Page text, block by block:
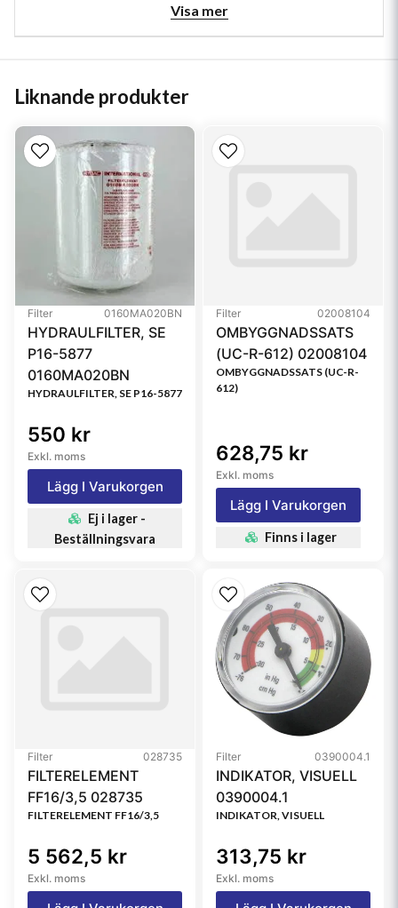
SAE J1488, J1985
Style
Media Type Cellulose
Primary Application
Referensfilter:
PF789030, 86437, 86791, FS20203, CS10965,
L2020F30, LF2020FN30, 3437, 3791, 2020PM,
2020PMOR, 33437, 33791
Visa mer
Liknande produkter
Filter 0160MA020BN
HYDRAULFILTER, SE
P16-5877
0160MA020BN
HYDRAULFILTER, SE P16-5877
550 kr
Exkl. moms
Lägg I Varukorgen
Ej i lager -
Beställningsvara
Filter 02008104
OMBYGGNADSSATS
(UC-R-612) 02008104
OMBYGGNADSSATS (UC-R-
612)
628,75 kr
Exkl. moms
Lägg I Varukorgen
Finns i lager
Filter 028735
FILTERELEMENT
FF16/3,5 028735
FILTERELEMENT FF16/3,5
5 562,5 kr
Exkl. moms
Filter 0390004.1
INDIKATOR, VISUELL
0390004.1
INDIKATOR, VISUELL
313,75 kr
Exkl. moms